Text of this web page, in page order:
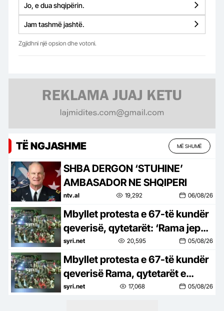
Jo, e dua shqipërin.
Jam tashmë jashtë.
Zgjidhni një opsion dhe votoni.
TË NGJASHME MË SHUMË
SHBA DERGON ‘STUHINE’
AMBASADOR NE SHQIPERI
ntv.al 19,292 06/08/26
Mbyllet protesta e 67-të kundër
qeverisë, qytetarët: ‘Rama jep
dorëheqjen’
syri.net 20,595 05/08/26
Mbyllet protesta e 67-të kundër
qeverisë Rama, qytetarët e
mbyllin me thirrjet: ‘Rama jep
syri.net 17,068 05/08/26